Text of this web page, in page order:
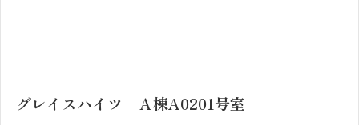
グレイスハイツ Ａ棟A0201号室